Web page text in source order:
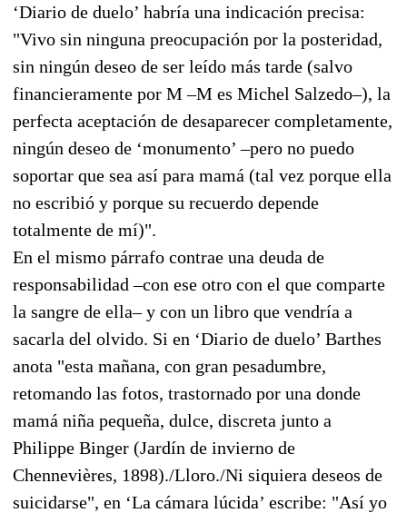
‘Diario de duelo’ habría una indicación precisa:
"Vivo sin ninguna preocupación por la posteridad,
sin ningún deseo de ser leído más tarde (salvo
financieramente por M –M es Michel Salzedo–), la
perfecta aceptación de desaparecer completamente,
ningún deseo de ‘monumento’ –pero no puedo
soportar que sea así para mamá (tal vez porque ella
no escribió y porque su recuerdo depende
totalmente de mí)".
En el mismo párrafo contrae una deuda de
responsabilidad –con ese otro con el que comparte
la sangre de ella– y con un libro que vendría a
sacarla del olvido. Si en ‘Diario de duelo’ Barthes
anota "esta mañana, con gran pesadumbre,
retomando las fotos, trastornado por una donde
mamá niña pequeña, dulce, discreta junto a
Philippe Binger (Jardín de invierno de
Chennevières, 1898)./Lloro./Ni siquiera deseos de
suicidarse", en ‘La cámara lúcida’ escribe: "Así yo